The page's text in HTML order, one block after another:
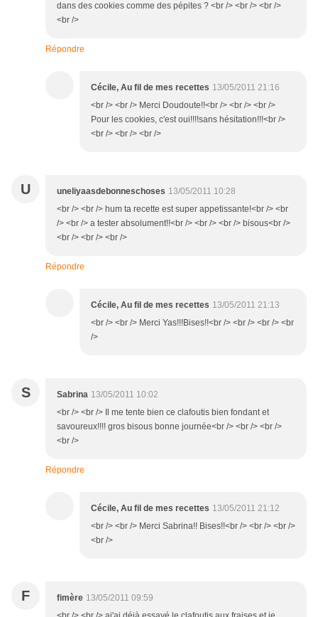
dans des cookies comme des pépites ? <br /> <br /> <br />
<br />
Répondre
Cécile, Au fil de mes recettes 13/05/2011 21:16
<br /> <br /> Merci Doudoute!!<br /> <br /> <br />
Pour les cookies, c'est oui!!!!sans hésitation!!!<br />
<br /> <br /> <br />
U uneliyaasdebonneschoses 13/05/2011 10:28
<br /> <br /> hum ta recette est super appetissante!<br /> <br
/> <br /> a tester absolument!!<br /> <br /> <br /> bisous<br />
<br /> <br /> <br />
Répondre
Cécile, Au fil de mes recettes 13/05/2011 21:13
<br /> <br /> Merci Yas!!!Bises!!<br /> <br /> <br /> <br
/>
S Sabrina 13/05/2011 10:02
<br /> <br /> Il me tente bien ce clafoutis bien fondant et
savoureux!!!! gros bisous bonne journée<br /> <br /> <br />
<br />
Répondre
Cécile, Au fil de mes recettes 13/05/2011 21:12
<br /> <br /> Merci Sabrina!! Bises!!<br /> <br /> <br />
<br />
F fimère 13/05/2011 09:59